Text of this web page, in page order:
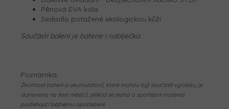
Pěnová EVA kola
Sedadlo potažené ekologickou kůží
Součástí balení je baterie i nabíječka.
Poznámka:
Životnost baterií a akumulátorů, které mohou být součástí výrobku, je
stanovena na šest měsíců, jelikož se jedná o spotřební materiál
podléhající běžnému opotřebení.